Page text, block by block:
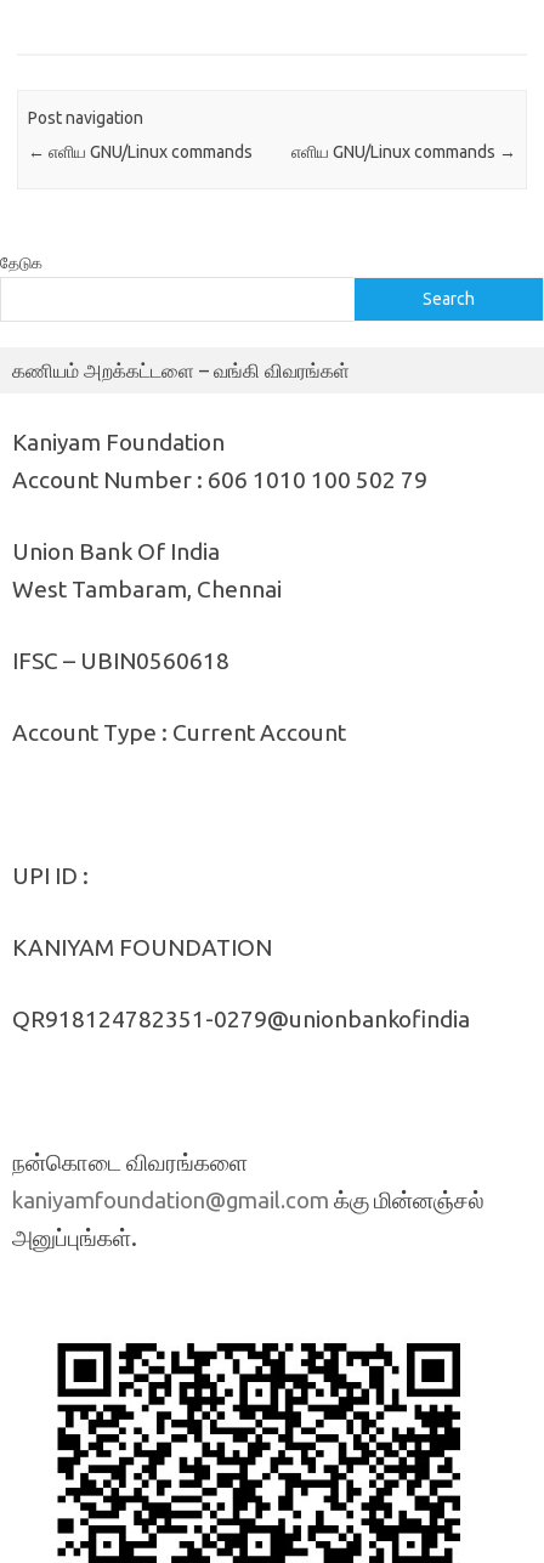
Post navigation
← எளிய GNU/Linux commands எளிய GNU/Linux commands →
தேடுக
Search
கணியம் அறக்கட்டளை – வங்கி விவரங்கள்
Kaniyam Foundation
Account Number : 606 1010 100 502 79
Union Bank Of India
West Tambaram, Chennai
IFSC – UBIN0560618
Account Type : Current Account
UPI ID :
KANIYAM FOUNDATION
QR918124782351-0279@unionbankofindia
நன்கொடை விவரங்களை
kaniyamfoundation@gmail.com க்கு மின்னஞ்சல்
அனுப்புங்கள்.